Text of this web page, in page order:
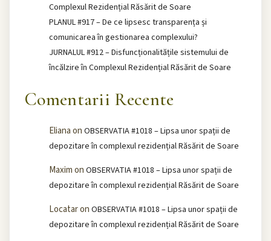
Complexul Rezidențial Răsărit de Soare
PLANUL #917 – De ce lipsesc transparența și
comunicarea în gestionarea complexului?
JURNALUL #912 – Disfuncționalitățile sistemului de
încălzire în Complexul Rezidențial Răsărit de Soare
Comentarii Recente
Elianaon OBSERVATIA #1018 – Lipsa unor spații de
depozitare în complexul rezidențial Răsărit de Soare
Maximon OBSERVATIA #1018 – Lipsa unor spații de
depozitare în complexul rezidențial Răsărit de Soare
Locataron OBSERVATIA #1018 – Lipsa unor spații de
depozitare în complexul rezidențial Răsărit de Soare